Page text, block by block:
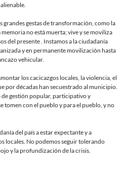
grandes gestas de transformación, como la
no está muerta; vive y se moviliza
del presente . Instamos a la ciudadanía
y en permanente movilización hasta
vehicular.
los cacicazgos locales, la violencia, el
por décadas han secuestrado al municipio.
de gestión popular, participativo y
tomen con el pueblo y para el pueblo, y no
del país a estar expectante y a
locales. No podemos seguir tolerando
y la profundización de la crisis.